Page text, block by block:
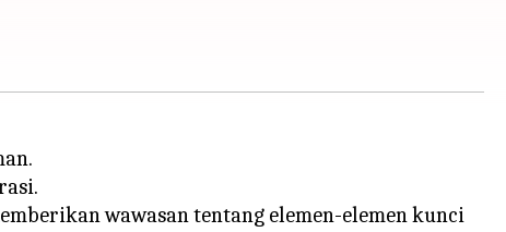
wawasan tentang elemen-elemen kunci